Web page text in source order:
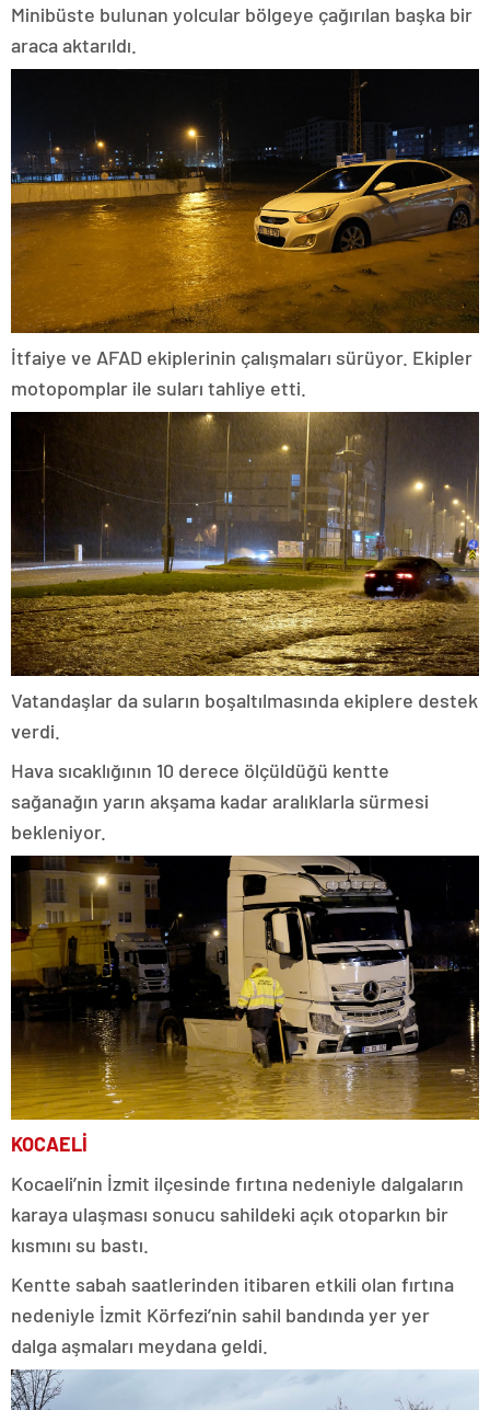
Minibüste bulunan yolcular bölgeye çağırılan başka bir
araca aktarıldı.
İtfaiye ve AFAD ekiplerinin çalışmaları sürüyor. Ekipler
motopomplar ile suları tahliye etti.
Vatandaşlar da suların boşaltılmasında ekiplere destek
verdi.
Hava sıcaklığının 10 derece ölçüldüğü kentte
sağanağın yarın akşama kadar aralıklarla sürmesi
bekleniyor.
KOCAELİ
Kocaeli’nin İzmit ilçesinde fırtına nedeniyle dalgaların
karaya ulaşması sonucu sahildeki açık otoparkın bir
kısmını su bastı.
Kentte sabah saatlerinden itibaren etkili olan fırtına
nedeniyle İzmit Körfezi’nin sahil bandında yer yer
dalga aşmaları meydana geldi.